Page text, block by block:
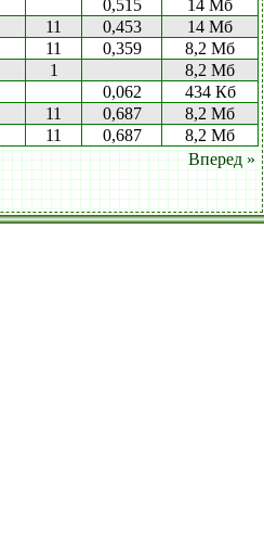
0,515
14 Мб
11 0,453
14 Мб
11 0,359
8,2 Мб
1
8,2 Мб
0,062
434 Кб
11 0,687
8,2 Мб
11 0,687
8,2 Мб
Вперед »